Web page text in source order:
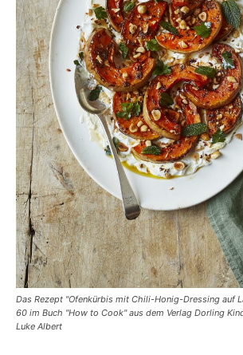
Das Rezept "Ofenkürbis mit Chili-Honig-Dressing auf
60 im Buch "How to Cook" aus dem Verlag Dorling
Luke Albert